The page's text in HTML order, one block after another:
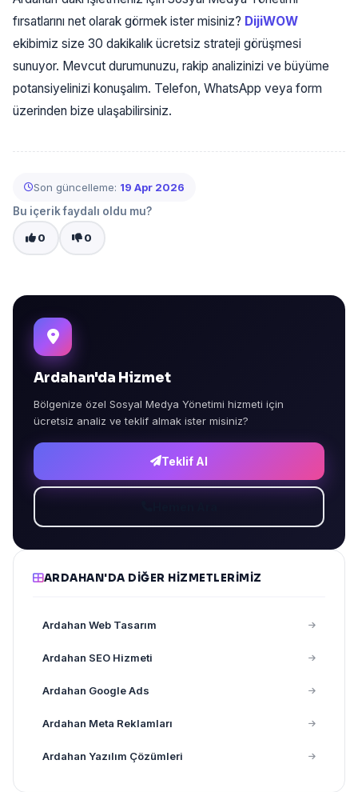
fırsatlarını net olarak görmek ister misiniz? DijiWOW
ekibimiz size 30 dakikalık ücretsiz strateji görüşmesi
sunuyor. Mevcut durumunuzu, rakip analizinizi ve büyüme
potansiyelinizi konuşalım. Telefon, WhatsApp veya form
üzerinden bize ulaşabilirsiniz.
Son güncelleme: 19 Apr 2026
Bu içerik faydalı oldu mu?
0 0
Ardahan'da Hizmet
Bölgenize özel Sosyal Medya Yönetimi hizmeti için
ücretsiz analiz ve teklif almak ister misiniz?
Teklif Al
ARDAHAN'DA DIĞER HIZMETLERIMIZ
Ardahan Web Tasarım
Ardahan SEO Hizmeti
Ardahan Google Ads
Ardahan Meta Reklamları
Ardahan Yazılım Çözümleri